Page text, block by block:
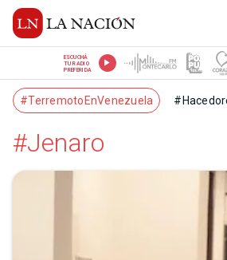
ESCUCHÁ
TU RADIO
PREFERIDA
#TerremotoEnVenezuela
#Jenaro